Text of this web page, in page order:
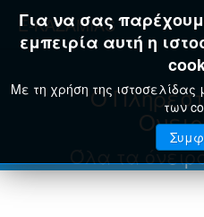
E-KAZAMIAS
Για να σας
εμπειρία αυτή η
Με τη χρήση της
των
Ο
Όλα τα